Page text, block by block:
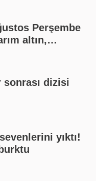
altın,
sonrası dizisi
yıktı!